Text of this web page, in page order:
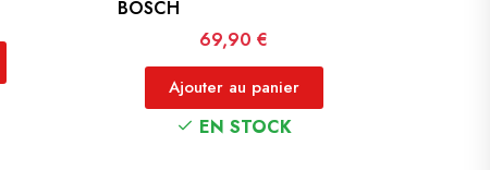
BOSCH
Prix
69,90 €
Ajouter au panier
EN STOCK